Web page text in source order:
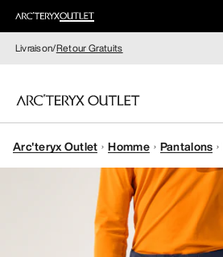
Livraison/Retour Gratuits
FEMME
Arc'teryx Outlet Homme Pantalons